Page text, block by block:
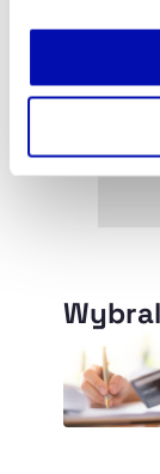
Jeżeli nie
możesz łatwo
własnej